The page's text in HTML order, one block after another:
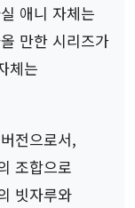
애니 자체는
만한 시리즈가
체는
전으로서,
조합으로
빗자루와